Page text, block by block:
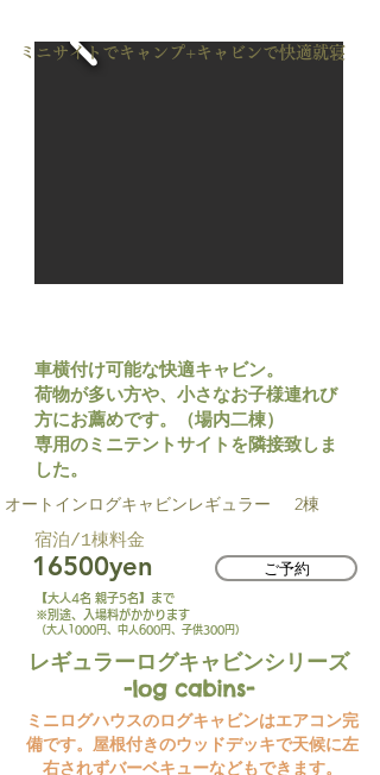
​ミニサイトでキャンプ+キャビンで快適就寝
車横付け可能な快適キャビン。
荷物が多い方や、小さなお子様連れび
方にお薦めです。（場内二棟）
専用のミニテントサイトを隣接致しま
した。
​オートインログキャビンレギュラー ​2棟
​宿泊/1棟料金​
16500yen
【大人4名 親子5名】まで
※別途、入場料がかかります
（大人1000円、中人600円、子供300円）
ご予約
レギュラーログキャビンシリーズ​
-log cabins-
ミニログハウスのログキャビンはエアコン完
備です。屋根付きのウッドデッキで天候に左
右されずバーベキューなどもできます。